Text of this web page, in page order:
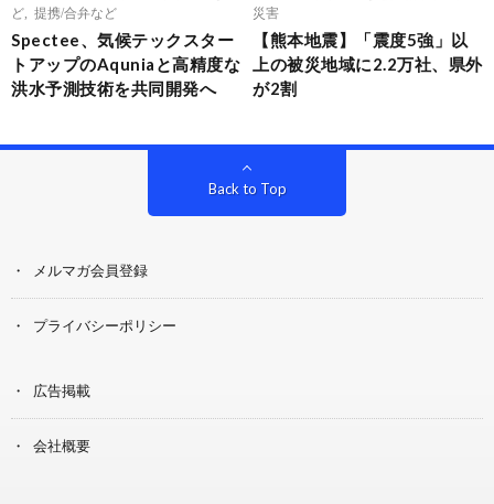
ど
提携/合弁など
Spectee、気候テックスター
トアップのAquniaと高精度な
洪水予測技術を共同開発へ
災害
【熊本地震】「震度5強」以
上の被災地域に2.2万社、県外
が2割
Back to Top
メルマガ会員登録
プライバシーポリシー
広告掲載
会社概要